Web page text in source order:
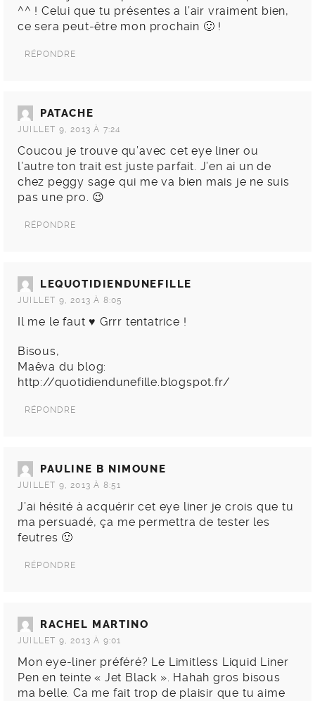
^^ ! Celui que tu présentes a l’air vraiment bien,
ce sera peut-être mon prochain 🙂 !
RÉPONDRE
PATACHE
JUILLET 9, 2013 À 7:24
Coucou je trouve qu’avec cet eye liner ou
l’autre ton trait est juste parfait. J’en ai un de
chez peggy sage qui me va bien mais je ne suis
pas une pro. 😉
RÉPONDRE
LEQUOTIDIENDUNEFILLE
JUILLET 9, 2013 À 8:05
Il me le faut ♥ Grrr tentatrice !
Bisous,
Maêva du blog:
http://quotidiendunefille.blogspot.fr/
RÉPONDRE
PAULINE B NIMOUNE
JUILLET 9, 2013 À 8:51
J’ai hésité à acquérir cet eye liner je crois que tu
ma persuadé, ça me permettra de tester les
feutres 🙂
RÉPONDRE
RACHEL MARTINO
JUILLET 9, 2013 À 9:01
Mon eye-liner préféré? Le Limitless Liquid Liner
Pen en teinte « Jet Black ». Hahah gros bisous
ma belle. Ca me fait trop de plaisir que tu aime